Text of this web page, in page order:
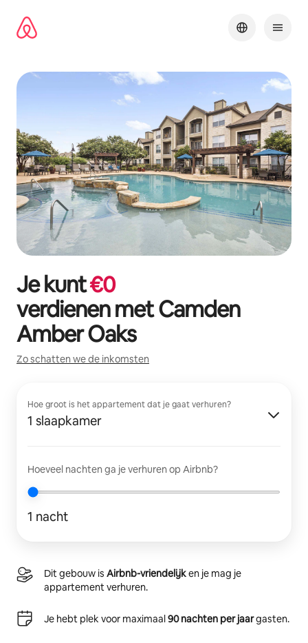
direct
naar
Je kunt€0
verdienen metCamden
Amber Oaks
Zo schatten we de inkomsten
Hoe groot is het appartement dat je gaat verhuren?
1 slaapkamer
Hoeveel nachten ga je verhuren op Airbnb?
1 nacht
Dit gebouw is Airbnb-vriendelijken je mag je
appartement verhuren.
Je hebt plek voor maximaal90 nachten per jaargasten.